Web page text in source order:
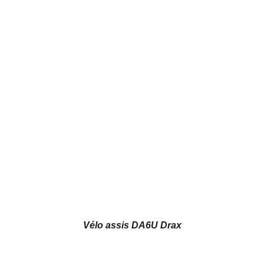
Vélo assis DA6U Drax